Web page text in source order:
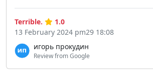
игорь прокудин
Review from Google
Terrible.
1.0
13 February 2024 pm29 18:08